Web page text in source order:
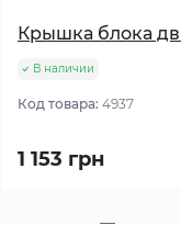
Крышка блока
В наличии
Код товара: 4937
1 153 грн